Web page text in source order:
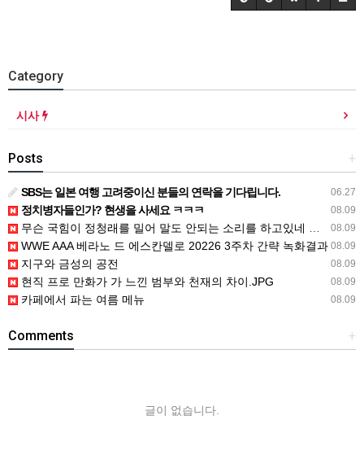
Category
시사
+
Posts
06.27
SBS는 일본 여행 고려중이신 분들의 연락을 기다립니다.
08.09
정치병자들인가? 현생을 사세요 ㅋㅋㅋ
08.09
무슨 국힘이 정청래를 밀어 말도 안되는 소리를 하고있네 공작을 하려면 좀
08.09
WWE AAA 베라노 드 에스칸델로 20226 3주차 간략 녹화결과
08.09
지구와 금성의 공전
08.09
현직 프로 만화가 가 느낀 범부와 천재의 차이.JPG
08.09
카페에서 파는 여름 메뉴
+
Comments
글이 없습니다.